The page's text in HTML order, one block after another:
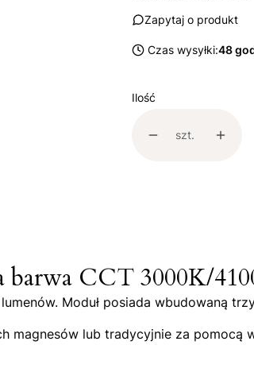
Zapytaj o produkt
Czas wysyłki:48
Ilość
szt.
barwa CCT 3000K/
Moduł posiada wbudowaną
magnesów lub tradycyjnie za pomocą